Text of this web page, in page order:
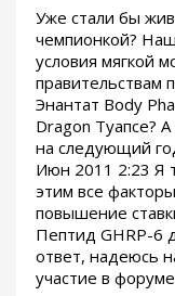
Уже стали бы
чемпионкой?
условия мягкой
правительствам
Энантат Body
Dragon Туапсе?
на следующий
Июн 2011 2:23 Я
этим все
повышение
Пептид GHRP-6
ответ, надеюсь
участие в